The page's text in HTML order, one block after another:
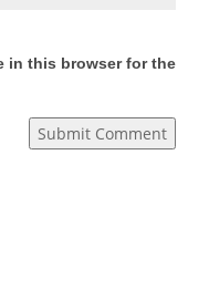
in this browser for the
Submit Comment